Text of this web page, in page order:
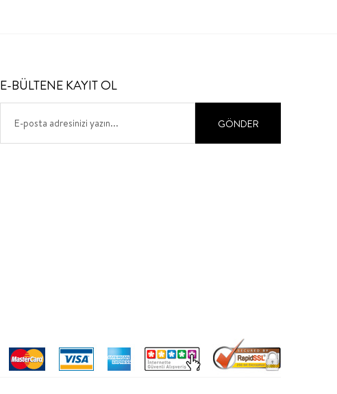
E-BÜLTENE KAYIT OL
GÖNDER